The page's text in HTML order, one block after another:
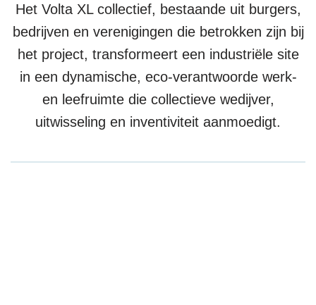
Het Volta XL collectief, bestaande uit burgers,
bedrijven en verenigingen die betrokken zijn bij
het project, transformeert een industriële site
in een dynamische, eco-verantwoorde werk-
en leefruimte die collectieve wedijver,
uitwisseling en inventiviteit aanmoedigt.